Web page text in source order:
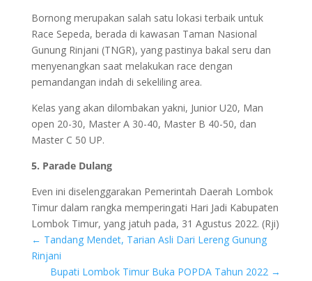
Bornong merupakan salah satu lokasi terbaik untuk
Race Sepeda, berada di kawasan Taman Nasional
Gunung Rinjani (TNGR), yang pastinya bakal seru dan
menyenangkan saat melakukan race dengan
pemandangan indah di sekeliling area.
Kelas yang akan dilombakan yakni, Junior U20, Man
open 20-30, Master A 30-40, Master B 40-50, dan
Master C 50 UP.
5. Parade Dulang
Even ini diselenggarakan Pemerintah Daerah Lombok
Timur dalam rangka memperingati Hari Jadi Kabupaten
Lombok Timur, yang jatuh pada, 31 Agustus 2022. (Rji)
← Tandang Mendet, Tarian Asli Dari Lereng Gunung
Rinjani
Bupati Lombok Timur Buka POPDA Tahun 2022 →